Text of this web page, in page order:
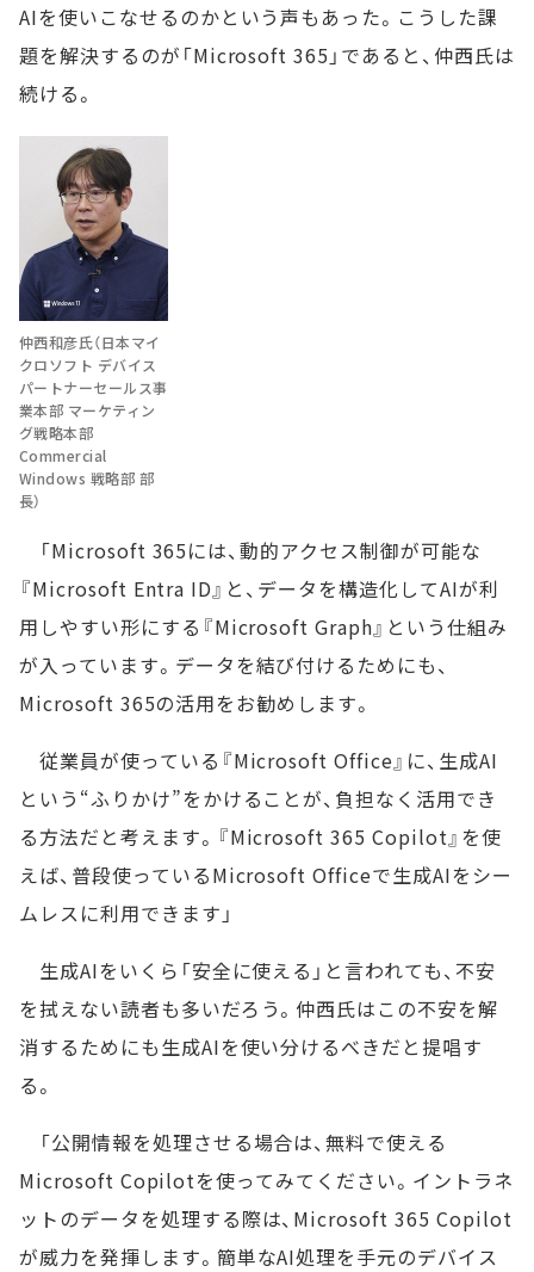
AIを使いこなせるのかという声もあった。こうした課
題を解決するのが「Microsoft 365」であると、仲西氏は
続ける。
仲西和彦氏（日本マイ
クロソフト デバイス
パートナーセールス事
業本部 マーケティン
グ戦略本部
Commercial
Windows 戦略部 部
長）
「Microsoft 365には、動的アクセス制御が可能な
『Microsoft Entra ID』と、データを構造化してAIが利
用しやすい形にする『Microsoft Graph』という仕組み
が入っています。データを結び付けるためにも、
Microsoft 365の活用をお勧めします。
従業員が使っている『Microsoft Office』に、生成AI
という“ふりかけ”をかけることが、負担なく活用でき
る方法だと考えます。『Microsoft 365 Copilot』を使
えば、普段使っているMicrosoft Officeで生成AIをシー
ムレスに利用できます」
生成AIをいくら「安全に使える」と言われても、不安
を拭えない読者も多いだろう。仲西氏はこの不安を解
消するためにも生成AIを使い分けるべきだと提唱す
る。
「公開情報を処理させる場合は、無料で使える
Microsoft Copilotを使ってみてください。イントラネ
ットのデータを処理する際は、Microsoft 365 Copilot
が威力を発揮します。簡単なAI処理を手元のデバイス